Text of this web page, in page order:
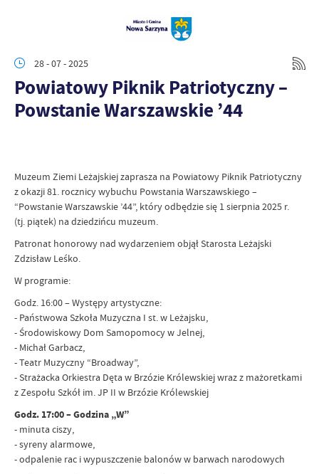
28 - 07 - 2025
Powiatowy Piknik Patriotyczny –
Powstanie Warszawskie ’44
Muzeum Ziemi Leżajskiej zaprasza na Powiatowy Piknik Patriotyczny
z okazji 81. rocznicy wybuchu Powstania Warszawskiego –
“Powstanie Warszawskie ’44”, który odbędzie się 1 sierpnia 2025 r.
(tj. piątek) na dziedzińcu muzeum.
Patronat honorowy nad wydarzeniem objął Starosta Leżajski
Zdzisław Leśko.
W programie:
Godz. 16:00 – Występy artystyczne:
- Państwowa Szkoła Muzyczna I st. w Leżajsku,
- Środowiskowy Dom Samopomocy w Jelnej,
- Michał Garbacz,
- Teatr Muzyczny “Broadway”,
- Strażacka Orkiestra Dęta w Brzózie Królewskiej wraz z mażoretkami
z Zespołu Szkół im. JP II w Brzózie Królewskiej
Godz. 17:00 – Godzina „W”
- minuta ciszy,
- syreny alarmowe,
- odpalenie rac i wypuszczenie balonów w barwach narodowych